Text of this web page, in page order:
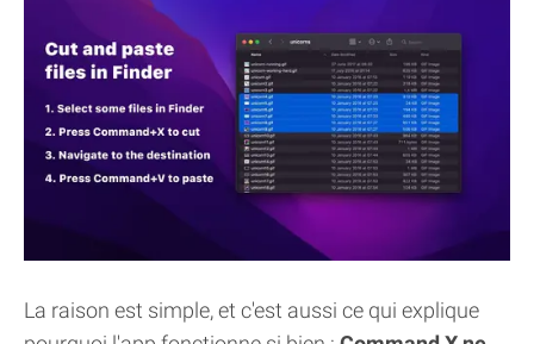
La raison est simple, et c'est aussi ce qui explique